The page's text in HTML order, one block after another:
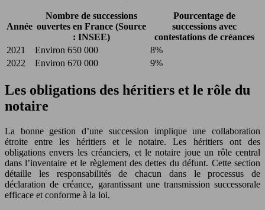
Année
Nombre de successions
ouvertes en France (Source
: INSEE)
Pourcentage de
successions avec
contestations de créances
2021
Environ 650 000
8%
2022
Environ 670 000 9%
Les obligations des héritiers et le rôle du
notaire
La bonne gestion d’une succession implique une collaboration
étroite entre les héritiers et le notaire. Les héritiers ont des
obligations envers les créanciers, et le notaire joue un rôle central
dans l’inventaire et le règlement des dettes du défunt. Cette section
détaille les responsabilités de chacun dans le processus de
déclaration de créance, garantissant une transmission successorale
efficace et conforme à la loi.